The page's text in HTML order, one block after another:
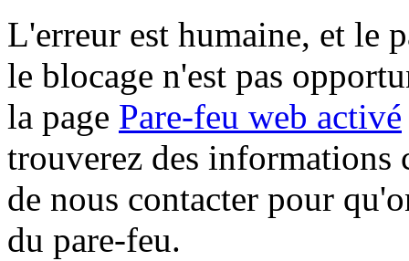
L'erreur est humaine, et le
le blocage n'est pas
la page Pare-feu web activé
trouverez des informations
de nous contacter pour
du pare-feu.